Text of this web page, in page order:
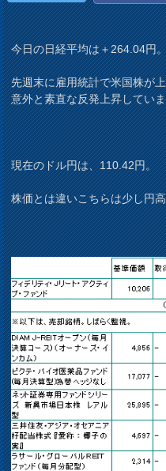
今日の日経平均は＋264.04円
先週末に雇用統計で米国株が
意外と素直な反発上昇してい
現在のドル円は、110.42円。
株価とは違いこちらは少し円